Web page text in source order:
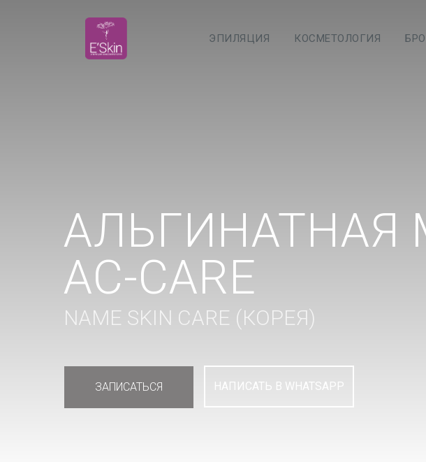
ЭПИЛЯЦИЯ КОСМЕТОЛОГИЯ
АЛЬГИНАТНАЯ
AC-CARE
NAME SKIN CARE (КОРЕЯ)
ЗАПИСАТЬСЯ НАПИСАТЬ В WHATSAPP